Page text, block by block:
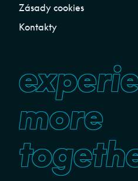
Zásady cookies
Kontakty
more